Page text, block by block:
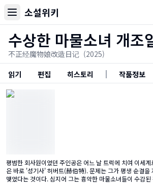
소설위키
수상한 마물소녀 개조
不正经魔物娘改造日记 (2025)
읽기
편집 히스토리 작품정보
평범한 회사원이었던 주인공은 어느 날 트럭에 치여 이세
은 바로 '성기사' 허버트(赫伯特). 문제는 그가 평생 순결을
맺었다는 것이다. 심지어 그는 흉악한 마물소녀들이 수감된